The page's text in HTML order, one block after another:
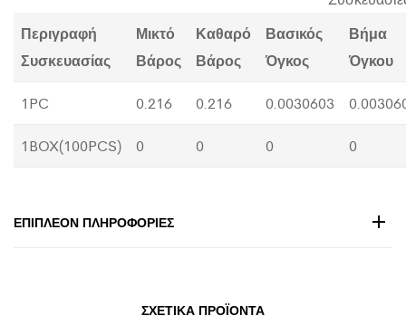
Περιγραφή
Συσκευασίας
Μικτό
Βάρος
Καθαρό
Βάρος
Βασικός
Όγκος
Βήμα
Όγκου
1PC 0.216 0.216 0.0030603
1BOX(100PCS) 0 0 0 0
ΕΠΙΠΛΈΟΝ ΠΛΗΡΟΦΟΡΊΕΣ
ΣΧΕΤΙΚΆ ΠΡΟΪΌΝΤΑ